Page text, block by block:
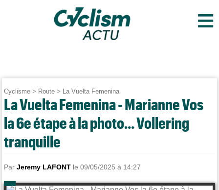
≡
Cyclisme > Route > La Vuelta Femenina
La Vuelta Femenina - Marianne Vos
la 6e étape à la photo... Vollering
tranquille
ParJeremy LAFONT le 09/05/2025 à 14:27